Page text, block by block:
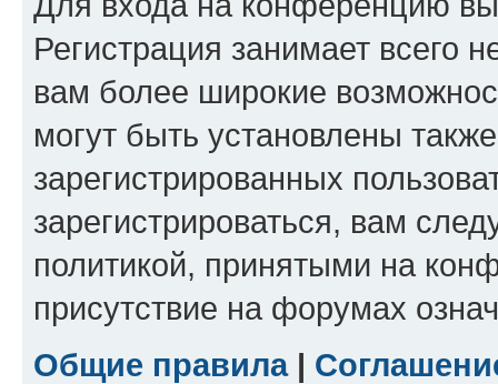
Регистрация занимает всего
вам более широкие
могут быть установлены
зарегистрированных
зарегистрироваться, вам
политикой, принятыми на
присутствие на форумах
Общие правила|